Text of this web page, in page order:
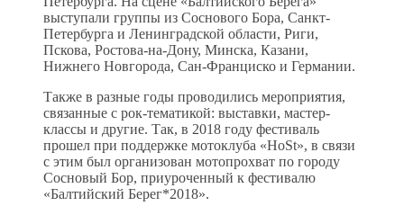
выступали группы из Соснового Бора, Санкт-
Петербурга и Ленинградской области, Риги,
Пскова, Ростова-на-Дону, Минска, Казани,
Нижнего Новгорода, Сан-Франциско и Германии.
Также в разные годы проводились мероприятия,
связанные с рок-тематикой: выставки, мастер-
классы и другие. Так, в 2018 году фестиваль
прошел при поддержке мотоклуба «HoSt», в связи
с этим был организован мотопрохват по городу
Сосновый Бор, приуроченный к фестивалю
«Балтийский Берег*2018».